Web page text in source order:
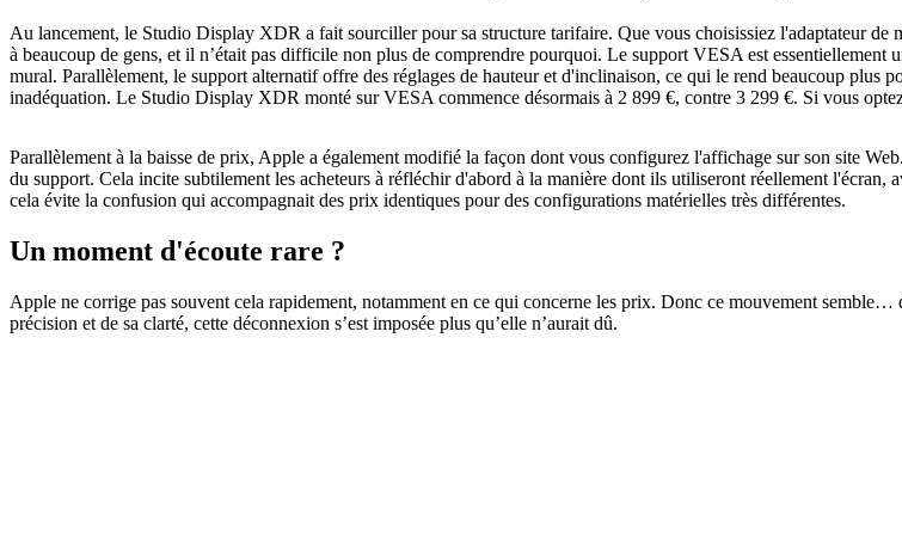
Au lancement, le Studio Display XDR a fait sourciller pour sa structure tarifaire. Que vous choisissiez l'adaptateur
à beaucoup de gens, et il n’était pas difficile non plus de comprendre pourquoi. Le support VESA est
mural. Parallèlement, le support alternatif offre des réglages de hauteur et d'inclinaison, ce qui le rend beaucoup
inadéquation. Le Studio Display XDR monté sur VESA commence désormais à 2 899 €, contre 3 299 €. Si vous
Parallèlement à la baisse de prix, Apple a également modifié la façon dont vous configurez l'affichage sur son site
du support. Cela incite subtilement les acheteurs à réfléchir d'abord à la manière dont ils utiliseront réellement l'écran,
cela évite la confusion qui accompagnait des prix identiques pour des configurations matérielles très différentes.
Un moment d'écoute rare ?
Apple ne corrige pas souvent cela rapidement, notamment en ce qui concerne les prix. Donc ce mouvement
précision et de sa clarté, cette déconnexion s’est imposée plus qu’elle n’aurait dû.